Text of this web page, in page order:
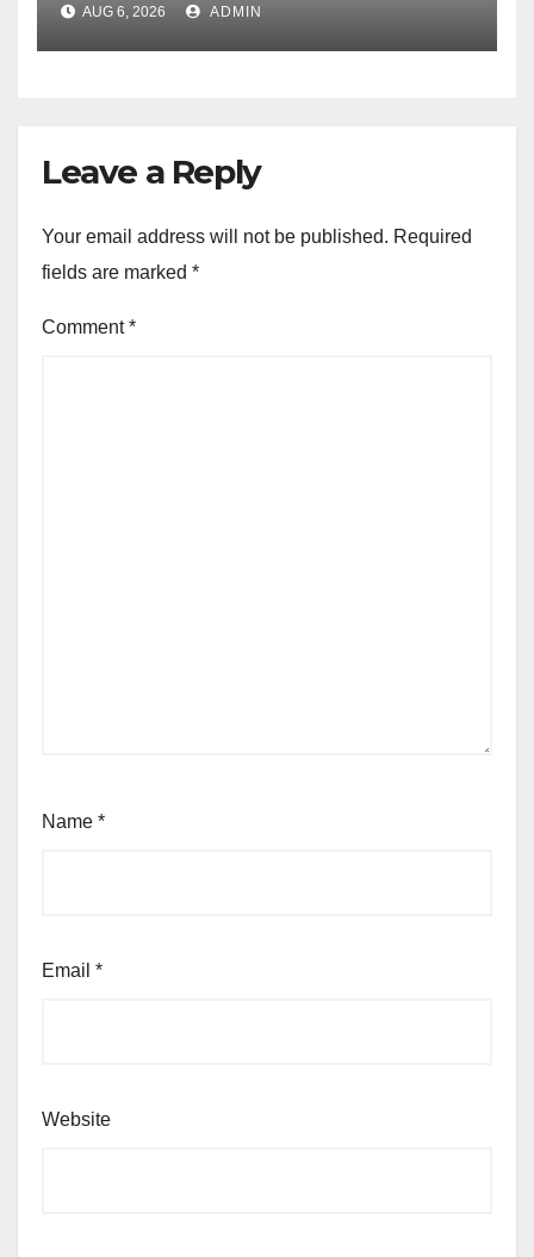
AUG 6, 2026 ADMIN
Leave a Reply
Your email address will not be published. Required
fields are marked *
Comment*
Name *
Email *
Website